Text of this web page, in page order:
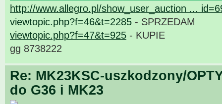
http://www.allegro.pl/show_user_auction ...
viewtopic.php?f=46&t=2285 - SPRZEDAM
viewtopic.php?f=47&t=925 - KUPIE
gg 8738222
Re: MK23KSC-uszkodzony/
do G36 i MK23